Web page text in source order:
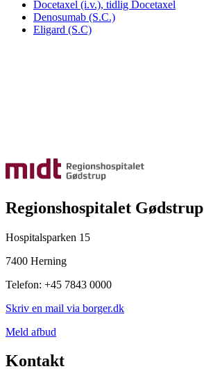
Docetaxel (i.v.), tidlig Docetaxel
Denosumab (S.C.)
Eligard (S.C)
Regionshospitalet Gødstrup
Hospitalsparken 15
7400 Herning
Telefon: +45 7843 0000
Skriv en mail via borger.dk
Meld afbud
Kontakt